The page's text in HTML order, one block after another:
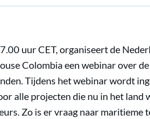
uur CET, organiseert de
Colombia een webinar over
Tijdens het webinar wordt
alle projecten die nu in het land
Zo is er vraag naar maritieme